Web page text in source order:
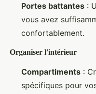
Portes battantes :
vous avez
confortablement.
Organiser l'intérieur
Compartiments :
spécifiques pour